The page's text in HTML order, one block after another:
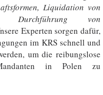
Liquidation von
Durchführung von
Experten sorgen dafür,
im KRS schnell und
um die reibungslose
in Polen zu